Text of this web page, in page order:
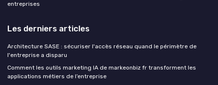
entreprises
Les derniers articles
Architecture SASE : sécuriser l'accès réseau quand le périmètre de
l'entreprise a disparu
Comment les outils marketing IA de markeonbiz fr transforment les
applications métiers de l’entreprise